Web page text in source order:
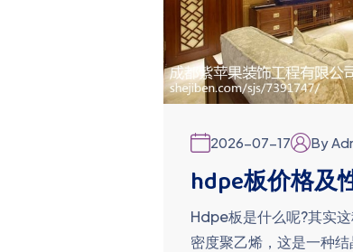
2026-07-17 By
hdpe板价格及
Hdpe板是什么呢?其实
密度聚乙烯，这是一种